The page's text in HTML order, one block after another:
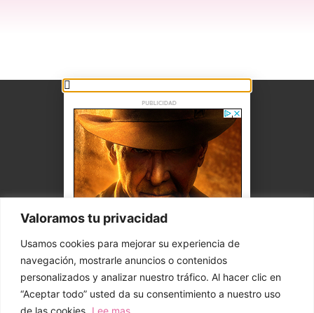
Valoramos tu privacidad
Usamos cookies para mejorar su experiencia de
navegación, mostrarle anuncios o contenidos
personalizados y analizar nuestro tráfico. Al hacer clic en
“Aceptar todo” usted da su consentimiento a nuestro uso
de las cookies. Lee mas